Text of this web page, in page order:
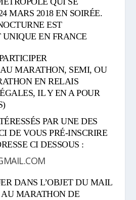
MARS 2018 EN SOIRÉE.
EST
EN FRANCE
MARATHON, SEMI, OU
EN RELAIS
IL Y EN A POUR
PAR UNE DES
DE VOUS PRÉ-INSCRIRE
CI DESSOUS :
DANS L’OBJET DU MAIL
AU MARATHON DE